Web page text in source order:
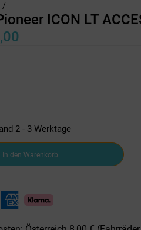
/
ICON LT
2 - 3 Werktage
In den Warenkorb